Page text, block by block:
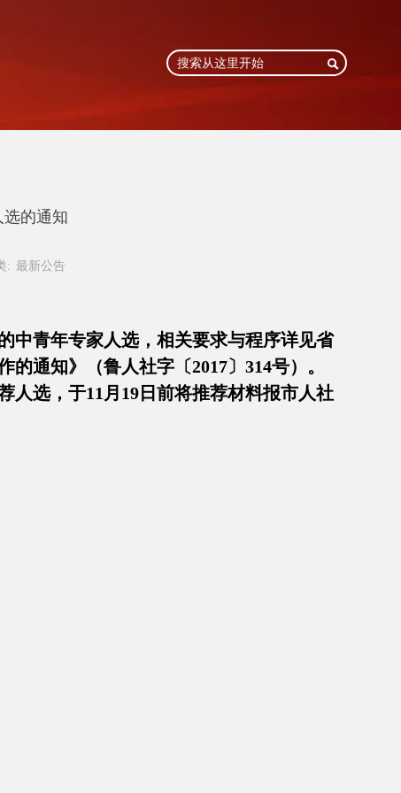

选的通知
: 最新公告
中青年专家人选，相关要求与程序详见省
通知》（鲁人社字〔2017〕314号）。
人选，于11月19日前将推荐材料报市人社